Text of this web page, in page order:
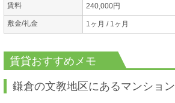
賃料 240,000円
敷金/礼金 1ヶ月 / 1ヶ月
賃貸おすすめメモ
鎌倉の文教地区にあるマンション